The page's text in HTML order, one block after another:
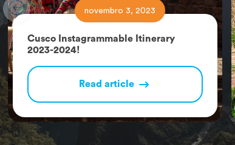
novembro 3, 2023
Cusco Instagrammable Itinerary
2023-2024!
Read article